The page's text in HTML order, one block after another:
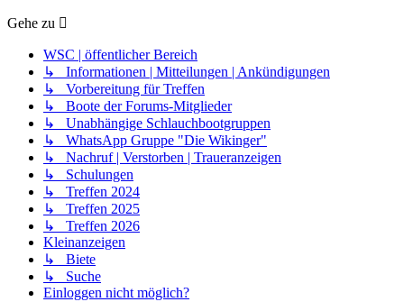
Gehe zu
WSC | öffentlicher Bereich
↳ Informationen | Mitteilungen | Ankündigungen
↳ Vorbereitung für Treffen
↳ Boote der Forums-Mitglieder
↳ Unabhängige Schlauchbootgruppen
↳ WhatsApp Gruppe "Die Wikinger"
↳ Nachruf | Verstorben | Traueranzeigen
↳ Schulungen
↳ Treffen 2024
↳ Treffen 2025
↳ Treffen 2026
Kleinanzeigen
↳ Biete
↳ Suche
Einloggen nicht möglich?